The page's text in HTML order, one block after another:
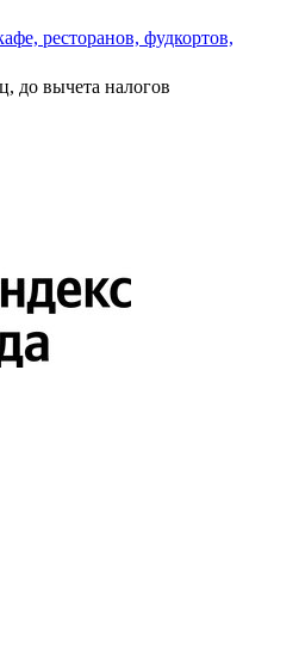
ресторанов, фудкортов,
до вычета налогов